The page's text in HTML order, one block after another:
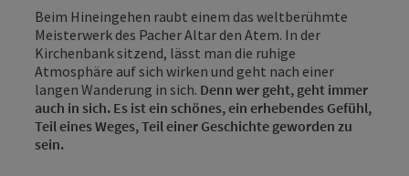
Beim Hineingehen raubt einem das weltberühmte
Meisterwerk des Pacher Altar den Atem. In der
Kirchenbank sitzend, lässt man die ruhige
Atmosphäre auf sich wirken und geht nach einer
langen Wanderung in sich. Denn wer geht, geht immer
auch in sich. Es ist ein schönes, ein erhebendes Gefühl,
Teil eines Weges, Teil einer Geschichte geworden zu
sein.